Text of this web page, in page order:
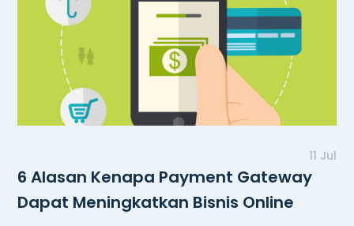
11 Jul
6 Alasan Kenapa Payment Gateway
Dapat Meningkatkan Bisnis Online